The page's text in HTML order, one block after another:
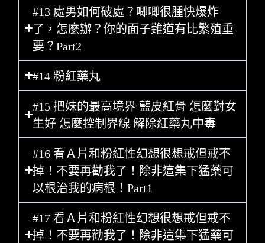
#13 處男如何破處？唧唧很腫快爆炸
了，怎麼辦？你的面子難道有比繁殖重
要？Part2
#14 粉紅藥丸
#15 把妹的最高境界 藍皮紅骨 怎麼對女
生好 怎麼控制界線 解除紅藥丸中毒
#16 看Ａ片和粉紅性幻想很想戒但戒不
掉！不要再勸我了！除非這集下猛藥可
以根治我的病根！Part1
#17 看Ａ片和粉紅性幻想很想戒但戒不
掉！不要再勸我了！除非這集下猛藥可